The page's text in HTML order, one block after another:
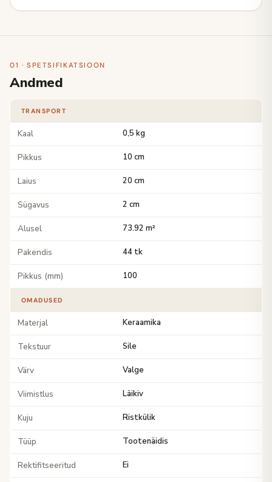
01 · SPETSIFIKATSIOON
Andmed
TRANSPORT
Kaal 0,5 kg
Pikkus 10 cm
Laius 20 cm
Sügavus 2 cm
Alusel 73.92 m²
Pakendis 44 tk
Pikkus (mm) 100
OMADUSED
Materjal Keraamika
Tekstuur Sile
Värv Valge
Viimistlus Läikiv
Kuju Ristkülik
Tüüp Tootenäidis
Rektifitseeritud Ei